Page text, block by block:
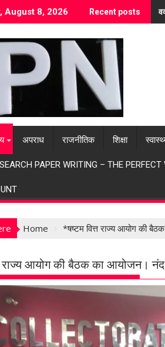
August 8, 2026 Recent posts
अपराध राजनीतिक शिक्षा
PAPER WRITING – THE
Home *षष्टम वित्त राज्य आयोग की
राज्य आयोग की बैठक का आयोजन।